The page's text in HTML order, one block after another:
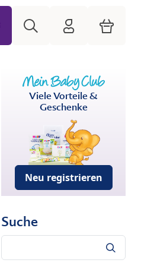
HiPP Mein
Viele Vorteile &
Geschenke
Neu registrieren
Suche